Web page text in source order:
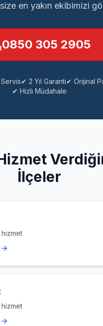
en yakın ekibimizi
0850 305 2905
✔ 2 Yıl Garanti✔ Orijinal
✔ Hızlı Müdahale
İlçeler